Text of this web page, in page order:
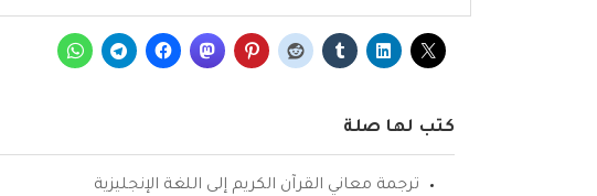
كتب لها صلة
ترجمة معاني القرآن الكريم إلى اللغة الإنجليزية